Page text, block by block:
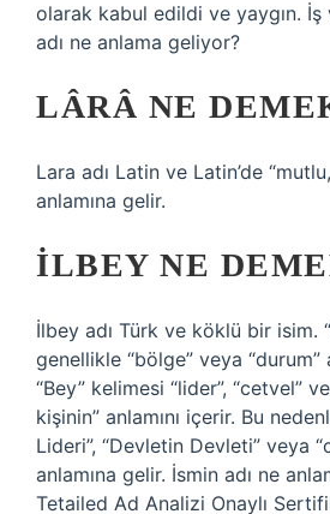
olarak kabul edildi ve yaygın. İş
adı ne anlama geliyor?
LÂRÂ NE
Lara adı Latin ve Latin’de
anlamına gelir.
İLBEY NE
İlbey adı Türk ve köklü bir isim.
genellikle “bölge” veya “durum”
“Bey” kelimesi “lider”, “cetvel”
kişinin” anlamını içerir. Bu
Lideri”, “Devletin Devleti” veya
anlamına gelir. İsmin adı ne
Tetailed Ad Analizi Onaylı